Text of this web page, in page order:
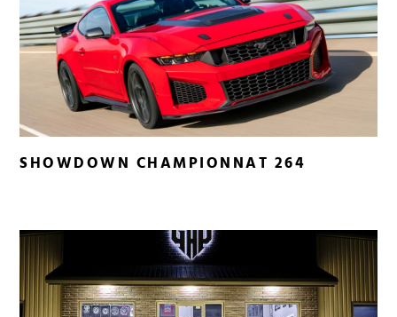
SHOWDOWN CHAMPIONNAT 264